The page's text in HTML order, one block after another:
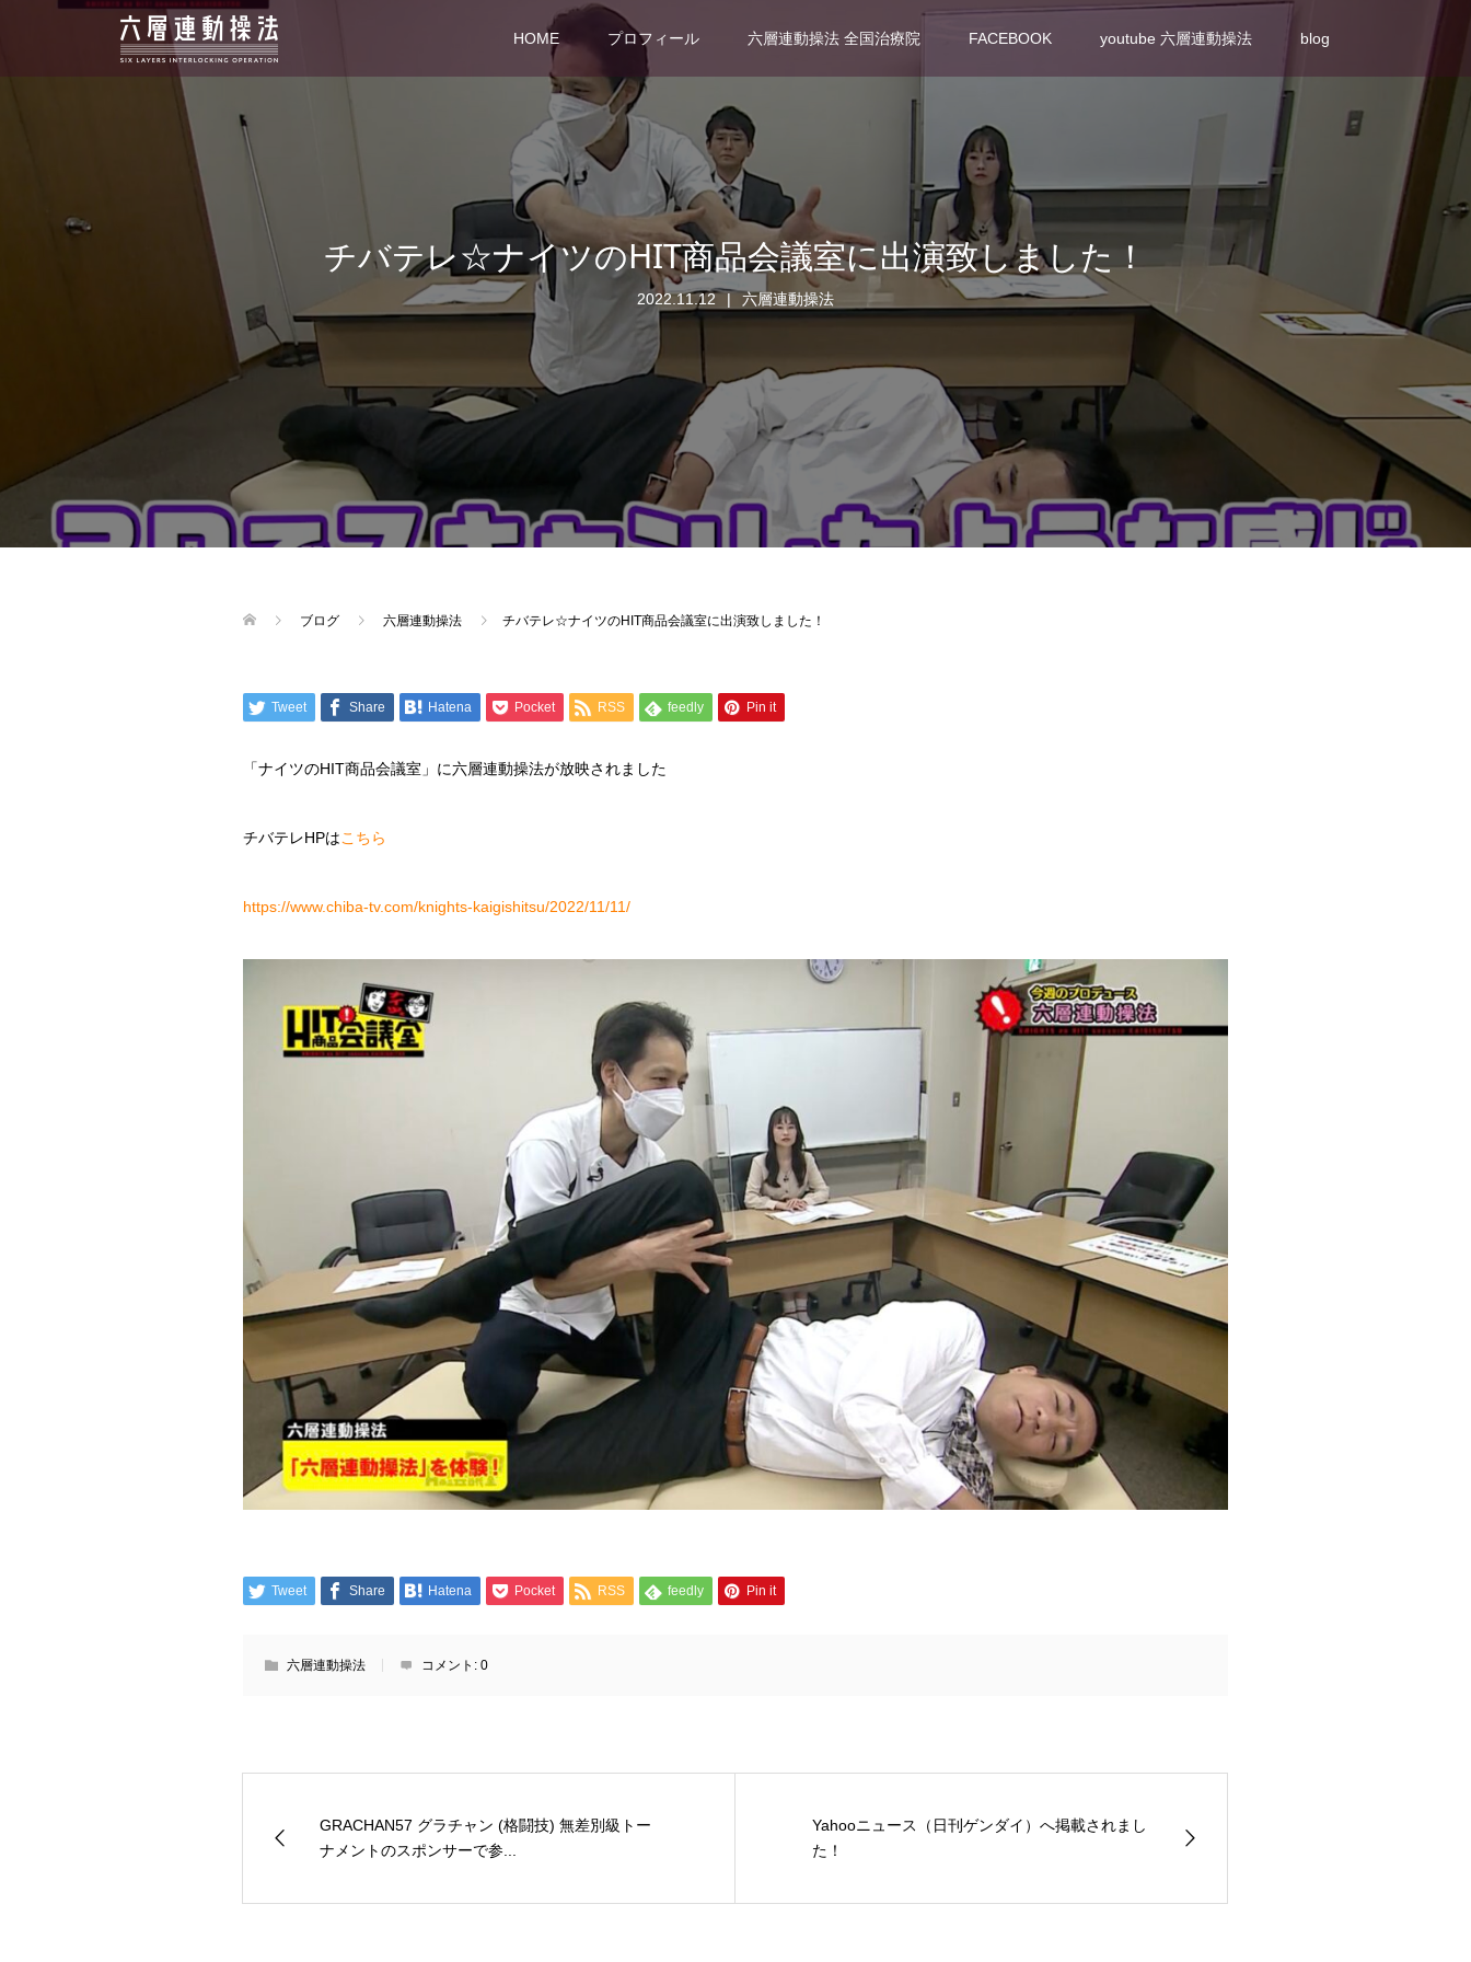
HOME プロフィール 六層連動操法 全国治療院 FACEBOOK youtube 六層連動操法 blog
チバテレ☆ナイツのHIT商品会議室に出演致しました！
2022.11.12 六層連動操法
ブログ 六層連動操法 チバテレ☆ナイツのHIT商品会議室に出演致しました！
Tweet Share Hatena Pocket RSS feedly Pin it
「ナイツのHIT商品会議室」に六層連動操法が放映されました
チバテレHPはこちら
https://www.chiba-tv.com/knights-kaigishitsu/2022/11/11/
Tweet Share Hatena Pocket RSS feedly Pin it
六層連動操法 コメント: 0
GRACHAN57 グラチャン (格闘技) 無差別級トー
ナメントのスポンサーで参...
Yahooニュース（日刊ゲンダイ）へ掲載されまし
た！